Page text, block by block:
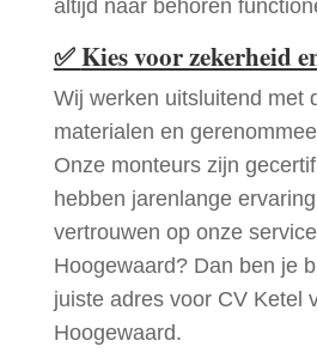
altijd naar behoren
✅Kies voor zekerheid
Wij werken uitsluitend met
materialen en
Onze monteurs zijn
hebben jarenlange
vertrouwen op onze
Hoogewaard? Dan ben je
juiste adres voor CV Ketel
Hoogewaard.